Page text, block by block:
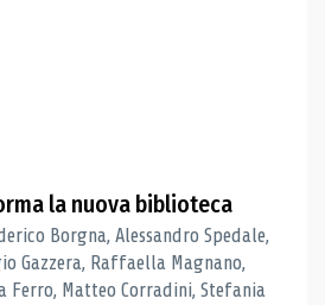
ricerca
la nuova biblioteca
Borgna, Alessandro Spedale,
Gazzera, Raffaella Magnano,
Ferro, Matteo Corradini, Stefania